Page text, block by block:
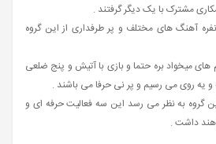
مشترک با یک دیگر گرفتند .
آهنگ های مختلف و پر طرفداری از این گروه
های میخواد بره حتما و بازی با آتیش و پنج ضلعی
یه روی می رسیم و پر نی حرفا می باشند .
گروه به نظر می رسد این سه فعالیت حرفه‌ ای و
داشت .